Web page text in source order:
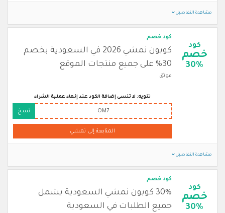
مشاهدة التفاصيل
كود
خصم
30%
كود خصم
كوبون نمشي 2026 في السعودية بخصم
30% على جميع منتجات الموقع
موثق
تنويه: لا تنسى إضافة الكود عند إنهاء عملية الشراء
OM7 نسخ
المتابعة إلى نمشي
مشاهدة التفاصيل
كود
خصم
30%
كود خصم
30% كوبون نمشي السعودية يشمل
جميع الطلبات في السعودية